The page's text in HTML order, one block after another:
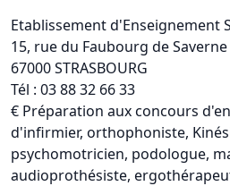
Etablissement d'Enseignement
15, rue du Faubourg de Saverne
67000 STRASBOURG
Tél : 03 88 32 66 33
€ Préparation aux concours
d'infirmier, orthophoniste,
psychomotricien, podologue,
audioprothésiste,